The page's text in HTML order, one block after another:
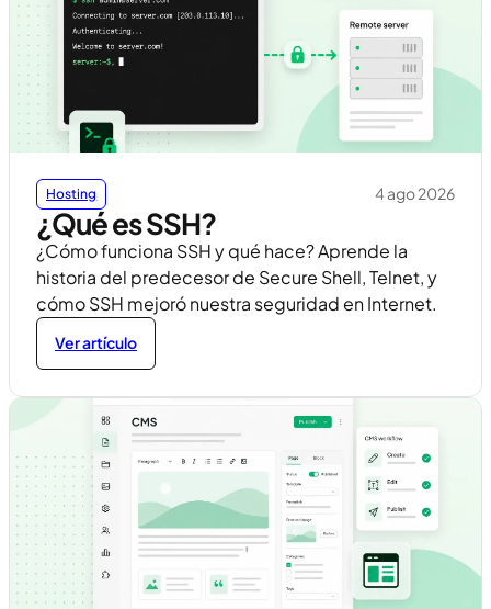
Hosting 4 ago 2026
¿Qué es SSH?
¿Cómo funciona SSH y qué hace? Aprende la
historia del predecesor de Secure Shell, Telnet, y
cómo SSH mejoró nuestra seguridad en Internet.
Ver artículo